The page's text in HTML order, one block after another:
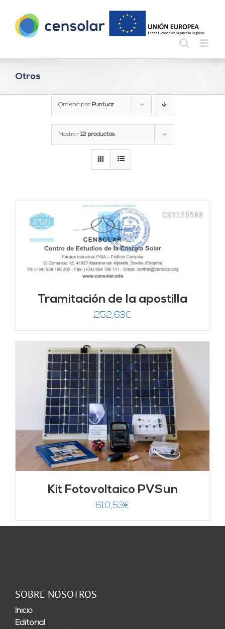
contenido
Otros
Ordena por Puntuar
Mostrar12 productos
Tramitación de la apostilla
252,63€
Kit Fotovoltaico PVSun
610,53€
SOBRE NOSOTROS
Inicio
Editorial